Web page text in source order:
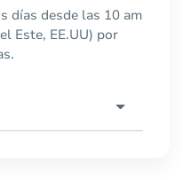
días desde las 10 am
Este, EE.UU) por